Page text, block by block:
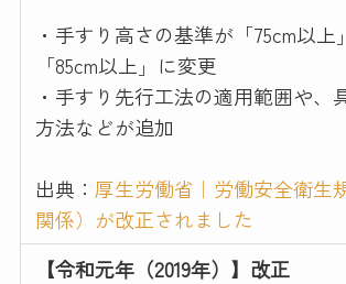
・手すり高さの基準が「75cm以上
「85cm以上」に変更
・手すり先行工法の適用範囲や、
方法などが追加
出典： 厚生労働省｜労働安全衛生
関係）が改正されました
【令和元年（2019年）】改正